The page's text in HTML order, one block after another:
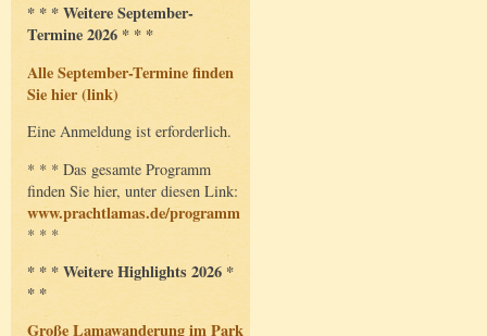
* * * Weitere September-
Termine 2026 * * *
Alle September-Termine finden
Sie hier (link)
Eine Anmeldung ist erforderlich.
* * * Das gesamte Programm
finden Sie hier, unter diesen Link:
www.prachtlamas.de/programm
* * *
* * * Weitere Highlights 2026 *
* *
Große Lamawanderung im Park